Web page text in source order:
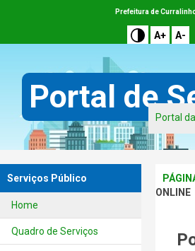
Prefeitura de
A+ A-
Portal de
Portal
Serviços Público
Home
Quadro de Serviços
ONLINE